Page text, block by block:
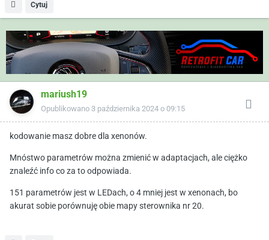
Cytuj
mariush19
Opublikowano 3 października 2024 o 09:15
kodowanie masz dobre dla xenonów.
Mnóstwo parametrów można zmienić w adaptacjach, ale ciężko
znaleźć info co za to odpowiada.
151 parametrów jest w LEDach, o 4 mniej jest w xenonach, bo
akurat sobie porównuję obie mapy sterownika nr 20.